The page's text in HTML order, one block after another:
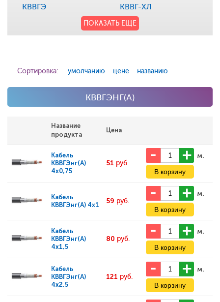
КВВГЭ
КВВГ-ХЛ
ПОКАЗАТЬ ЕЩЕ
Сортировка: умолчанию цене названию
КВВГЭНГ(А)
Название
продукта
Цена
Кабель
КВВГЭнг(А)
4x0,75
51 руб.
м.
Кабель
КВВГЭнг(А) 4x1
59 руб.
м.
Кабель
КВВГЭнг(А)
4x1,5
80 руб.
м.
Кабель
КВВГЭнг(А)
4x2,5
121 руб.
м.